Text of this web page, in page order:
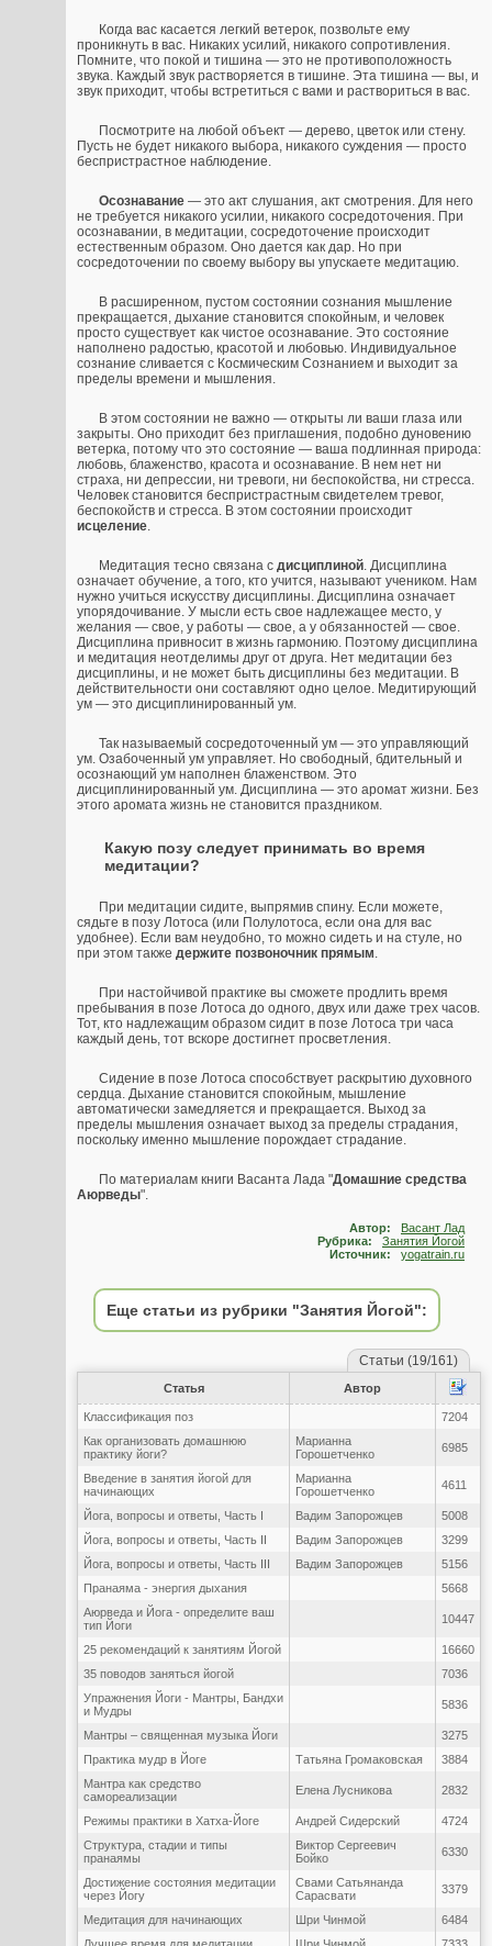
Когда вас касается легкий ветерок, позвольте ему
проникнуть в вас. Никаких усилий, никакого сопротивления.
Помните, что покой и тишина — это не противоположность
звука. Каждый звук растворяется в тишине. Эта тишина — вы, и
звук приходит, чтобы встретиться с вами и раствориться в вас.
Посмотрите на любой объект — дерево, цветок или стену.
Пусть не будет никакого выбора, никакого суждения — просто
беспристрастное наблюдение.
Осознавание — это акт слушания, акт смотрения. Для него
не требуется никакого усилии, никакого сосредоточения. При
осознавании, в медитации, сосредоточение происходит
естественным образом. Оно дается как дар. Но при
сосредоточении по своему выбору вы упускаете медитацию.
В расширенном, пустом состоянии сознания мышление
прекращается, дыхание становится спокойным, и человек
просто существует как чистое осознавание. Это состояние
наполнено радостью, красотой и любовью. Индивидуальное
сознание сливается с Космическим Сознанием и выходит за
пределы времени и мышления.
В этом состоянии не важно — открыты ли ваши глаза или
закрыты. Оно приходит без приглашения, подобно дуновению
ветерка, потому что это состояние — ваша подлинная природа:
любовь, блаженство, красота и осознавание. В нем нет ни
страха, ни депрессии, ни тревоги, ни беспокойства, ни стресса.
Человек становится беспристрастным свидетелем тревог,
беспокойств и стресса. В этом состоянии происходит
исцеление.
Медитация тесно связана с дисциплиной. Дисциплина
означает обучение, а того, кто учится, называют учеником. Нам
нужно учиться искусству дисциплины. Дисциплина означает
упорядочивание. У мысли есть свое надлежащее место, у
желания — свое, у работы — свое, а у обязанностей — свое.
Дисциплина привносит в жизнь гармонию. Поэтому дисциплина
и медитация неотделимы друг от друга. Нет медитации без
дисциплины, и не может быть дисциплины без медитации. В
действительности они составляют одно целое. Медитирующий
ум — это дисциплинированный ум.
Так называемый сосредоточенный ум — это управляющий
ум. Озабоченный ум управляет. Но свободный, бдительный и
осознающий ум наполнен блаженством. Это
дисциплинированный ум. Дисциплина — это аромат жизни. Без
этого аромата жизнь не становится праздником.
Какую позу следует принимать во время
медитации?
При медитации сидите, выпрямив спину. Если можете,
сядьте в позу Лотоса (или Полулотоса, если она для вас
удобнее). Если вам неудобно, то можно сидеть и на стуле, но
при этом также держите позвоночник прямым.
При настойчивой практике вы сможете продлить время
пребывания в позе Лотоса до одного, двух или даже трех часов.
Тот, кто надлежащим образом сидит в позе Лотоса три часа
каждый день, тот вскоре достигнет просветления.
Сидение в позе Лотоса способствует раскрытию духовного
сердца. Дыхание становится спокойным, мышление
автоматически замедляется и прекращается. Выход за
пределы мышления означает выход за пределы страдания,
поскольку именно мышление порождает страдание.
По материалам книги Васанта Лада "Домашние средства
Аюрведы".
Автор:
Васант Лад
Рубрика: Занятия Йогой
Источник: yogatrain.ru
Еще статьи из рубрики "Занятия Йогой":
Статьи (19/161)
Статья Автор
Классификация поз
7204
Как организовать домашнюю
практику йоги?
Марианна
Горошетченко
6985
Введение в занятия йогой для
начинающих
Марианна
Горошетченко
4611
Йога, вопросы и ответы, Часть I Вадим Запорожцев
5008
Йога, вопросы и ответы, Часть II
Вадим Запорожцев
3299
Йога, вопросы и ответы, Часть III
Вадим Запорожцев
5156
Пранаяма - энергия дыхания
5668
Аюрведа и Йога - определите ваш
тип Йоги
10447
25 рекомендаций к занятиям Йогой
16660
35 поводов заняться йогой
7036
Упражнения Йоги - Мантры, Бандхи
и Мудры
5836
Мантры – священная музыка Йоги
3275
Практика мудр в Йоге
Татьяна Громаковская
3884
Мантра как средство
самореализации
Елена Лусникова 2832
Режимы практики в Хатха-Йоге Андрей Сидерский
4724
Структура, стадии и типы
пранаямы
Виктор Сергеевич
Бойко
6330
Достижение состояния медитации
через Йогу
Свами Сатьянанда
Сарасвати
3379
Медитация для начинающих Шри Чинмой
6484